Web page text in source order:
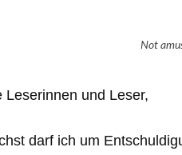
Not
Leserinnen und Leser,
darf ich um